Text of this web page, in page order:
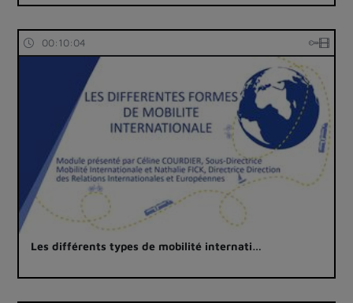
00:10:04
Les différents types de mobilité internati…